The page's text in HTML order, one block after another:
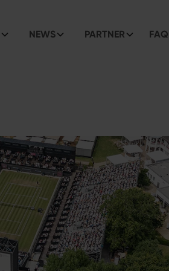
NEWS PARTNER FAQ